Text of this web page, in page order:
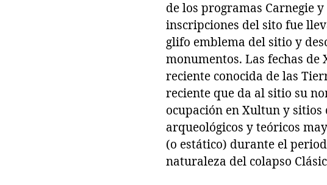
de los programas Carnegie
inscripciones del sito fue
glifo emblema del sitio y
monumentos. Las fechas de
reciente conocida de las
reciente que da al sitio su
ocupación en Xultun y
arqueológicos y teóricos
(o estático) durante el
naturaleza del colapso